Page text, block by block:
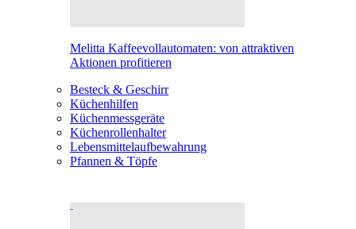
Melitta Kaffeevollautomaten: von attraktiven
Aktionen profitieren
Besteck & Geschirr
Küchenhilfen
Küchenmessgeräte
Küchenrollenhalter
Lebensmittelaufbewahrung
Pfannen & Töpfe